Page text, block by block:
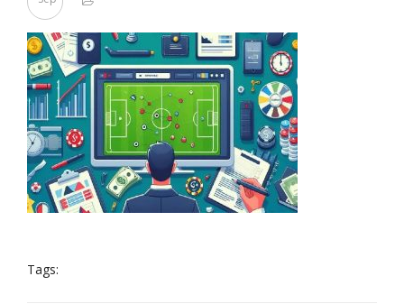
Tags: